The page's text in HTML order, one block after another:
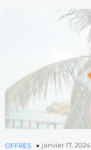
OFFRES janvier 17, 2024